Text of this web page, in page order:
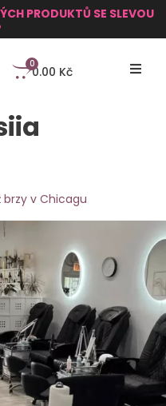
PRODUKTŮ SE SLEVOU
0.00 Kč
0
v Chicagu